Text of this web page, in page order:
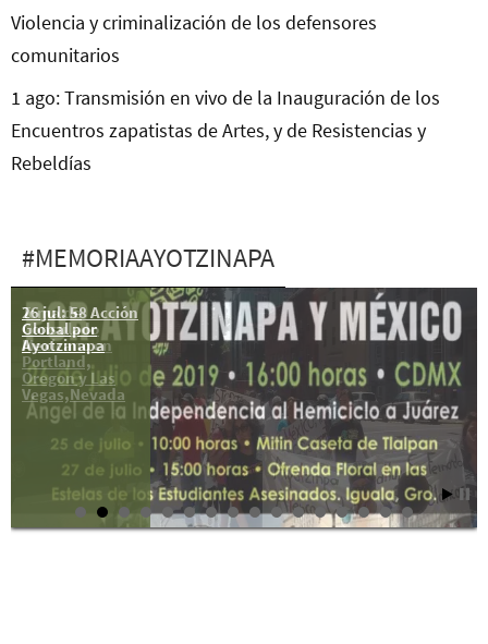
Violencia y criminalización de los defensores
comunitarios
1 ago: Transmisión en vivo de la Inauguración de los
Encuentros zapatistas de Artes, y de Resistencias y
Rebeldías
#MEMORIAAYOTZINAPA
26 jul: 58 Acción
Global por
Ayotzinapa
Toma de
Consulado
Mexicano en
Portland,
Oregon y Las
Vegas,Nevada